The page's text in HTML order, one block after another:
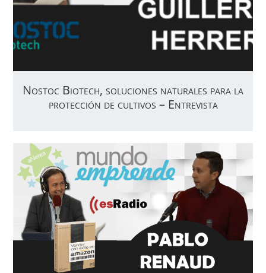
Nostoc Biotech, soluciones naturales para la
protección de cultivos – Entrevista